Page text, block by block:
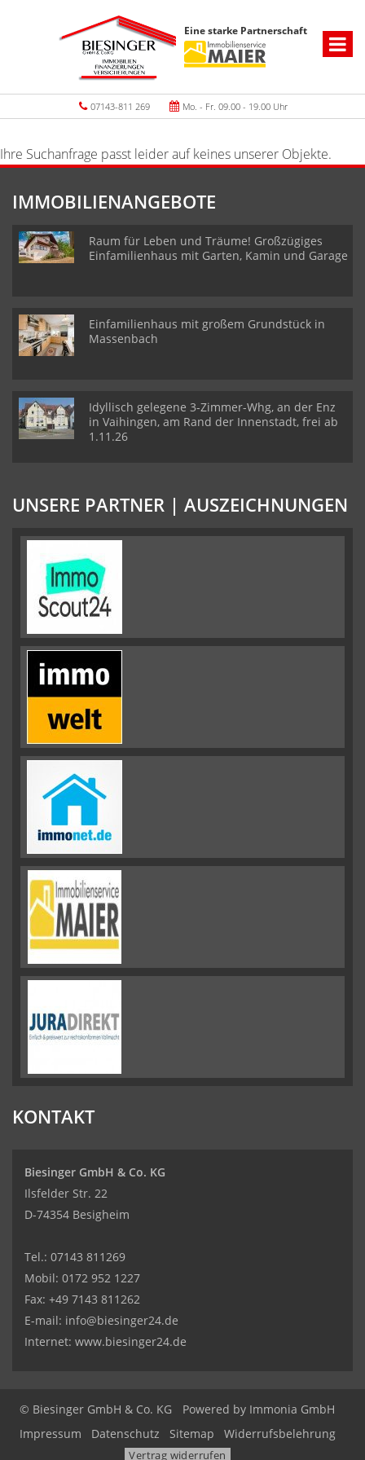
Eine starke Partnerschaft
07143-811 269 Mo. - Fr. 09.00 - 19.00 Uhr
Ihre Suchanfrage passt leider auf keines unserer Objekte.
IMMOBILIENANGEBOTE
Raum für Leben und Träume! Großzügiges
Einfamilienhaus mit Garten, Kamin und Garage
Einfamilienhaus mit großem Grundstück in
Massenbach
Idyllisch gelegene 3-Zimmer-Whg, an der Enz
in Vaihingen, am Rand der Innenstadt, frei ab
1.11.26
UNSERE PARTNER | AUSZEICHNUNGEN
KONTAKT
Biesinger GmbH & Co. KG
Ilsfelder Str. 22
D-74354 Besigheim
Tel.: 07143 811269
Mobil: 0172 952 1227
Fax: +49 7143 811262
E-mail: info@biesinger24.de
Internet: www.biesinger24.de
© Biesinger GmbH & Co. KG Powered by Immonia GmbH
Impressum
Datenschutz Sitemap Widerrufsbelehrung
Vertrag widerrufen